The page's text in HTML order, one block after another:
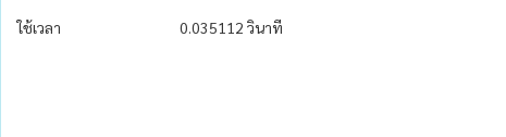
ใช้เวลา 0.035112 วินาที